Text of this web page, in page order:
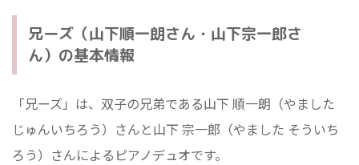
兄ーズ（山下順一朗さん・山下宗一郎さ
ん）の基本情報
「兄ーズ」は、双子の兄弟である山下 順一朗（やました
じゅんいちろう）さんと山下 宗一郎（やました そういち
ろう）さんによるピアノデュオです。